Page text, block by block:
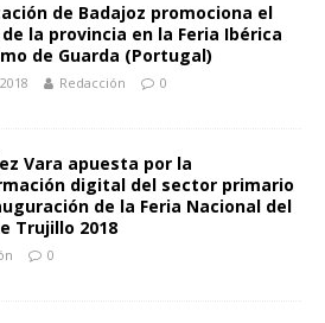
de Badajoz promociona el
la provincia en la Feria Ibérica
de Guarda (Portugal)
Redacción 0
Vara apuesta por la
digital del sector primario
de la Feria Nacional del
Trujillo 2018
0